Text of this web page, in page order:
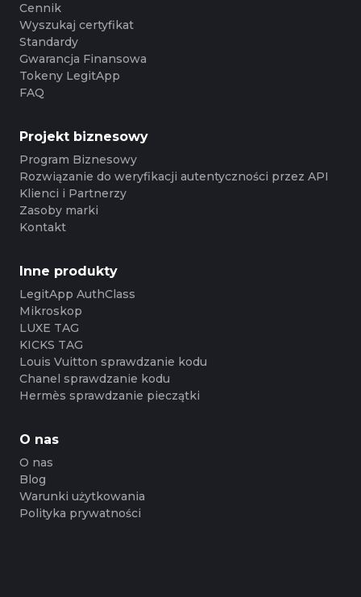
Cennik
Wyszukaj certyfikat
Standardy
Gwarancja Finansowa
Tokeny LegitApp
FAQ
Projekt biznesowy
Program Biznesowy
Rozwiązanie do weryfikacji autentyczności przez API
Klienci i Partnerzy
Zasoby marki
Kontakt
Inne produkty
LegitApp AuthClass
Mikroskop
LUXE TAG
KICKS TAG
Louis Vuitton sprawdzanie kodu
Chanel sprawdzanie kodu
Hermès sprawdzanie pieczątki
O nas
O nas
Blog
Warunki użytkowania
Polityka prywatności